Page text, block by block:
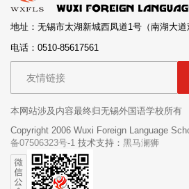
地址：无锡市太湖新城西凤道1号（南湖大道
电话：0510-85617561
友情链接
本网站涉及内容最终归无锡外国语学校所有
Copyright 2006 Wuxi Foreign Language
备07506323号-1 技术支持： 黑马澜狮